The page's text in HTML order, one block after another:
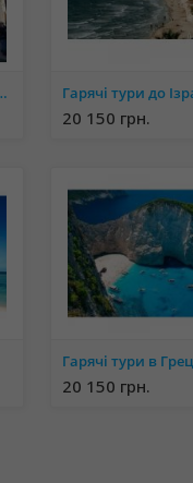
0676215607 Ирина Гарячі тури до
20 150 грн.
Гарячі тури в
20 150 грн.